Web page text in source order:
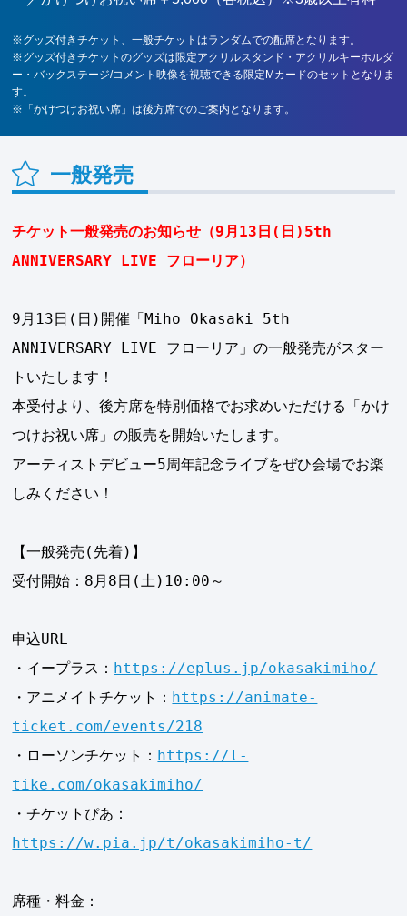
※グッズ付きチケット、一般チケットはランダムでの配席となります。
※グッズ付きチケットのグッズは限定アクリルスタンド・アクリルキーホルダ
ー・バックステージ/コメント映像を視聴できる限定Mカードのセットとなりま
す。
※「かけつけお祝い席」は後方席でのご案内となります。
一般発売
チケット一般発売のお知らせ（9月13日(日)5th
ANNIVERSARY LIVE フローリア）
9月13日(日)開催「Miho Okasaki 5th
ANNIVERSARY LIVE フローリア」の一般発売がスター
トいたします！
本受付より、後方席を特別価格でお求めいただける「かけ
つけお祝い席」の販売を開始いたします。
アーティストデビュー5周年記念ライブをぜひ会場でお楽
しみください！
【一般発売(先着)】
受付開始：8月8日(土)10:00～
申込URL
・イープラス： https://eplus.jp/okasakimiho/
・アニメイトチケット： https://animate-
ticket.com/events/218
・ローソンチケット： https://l-
tike.com/okasakimiho/
・チケットぴあ：
https://w.pia.jp/t/okasakimiho-t/
席種・料金：